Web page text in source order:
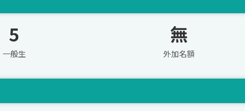
5
一般生
無
外加名額